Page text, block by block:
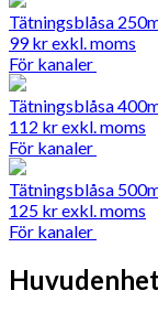
Tätningsblåsa
99krexkl. moms
För kanaler
Tätningsblåsa
112 krexkl. moms
För kanaler
Tätningsblåsa
125 krexkl. moms
För kanaler
Huvudenhet